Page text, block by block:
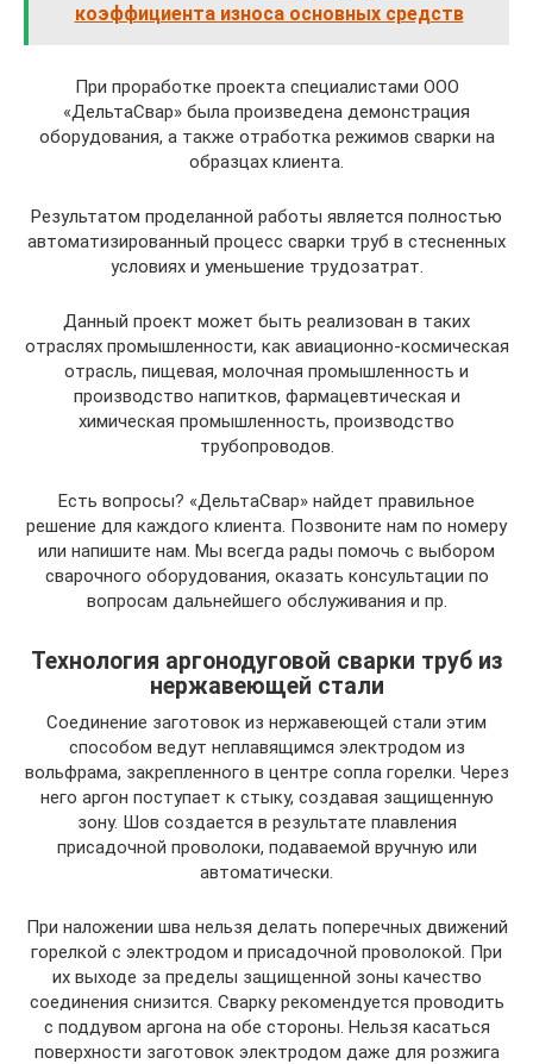
коэффициента износа основных средств
При проработке проекта специалистами ООО
«ДельтаСвар» была произведена демонстрация
оборудования, а также отработка режимов сварки на
образцах клиента.
Результатом проделанной работы является полностью
автоматизированный процесс сварки труб в стесненных
условиях и уменьшение трудозатрат.
Данный проект может быть реализован в таких
отраслях промышленности, как авиационно-космическая
отрасль, пищевая, молочная промышленность и
производство напитков, фармацевтическая и
химическая промышленность, производство
трубопроводов.
Есть вопросы? «ДельтаСвар» найдет правильное
решение для каждого клиента. Позвоните нам по номеру
или напишите нам. Мы всегда рады помочь с выбором
сварочного оборудования, оказать консультации по
вопросам дальнейшего обслуживания и пр.
Технология аргонодуговой сварки труб из
нержавеющей стали
Соединение заготовок из нержавеющей стали этим
способом ведут неплавящимся электродом из
вольфрама, закрепленного в центре сопла горелки. Через
него аргон поступает к стыку, создавая защищенную
зону. Шов создается в результате плавления
присадочной проволоки, подаваемой вручную или
автоматически.
При наложении шва нельзя делать поперечных движений
горелкой с электродом и присадочной проволокой. При
их выходе за пределы защищенной зоны качество
соединения снизится. Сварку рекомендуется проводить
с поддувом аргона на обе стороны. Нельзя касаться
поверхности заготовок электродом даже для розжига